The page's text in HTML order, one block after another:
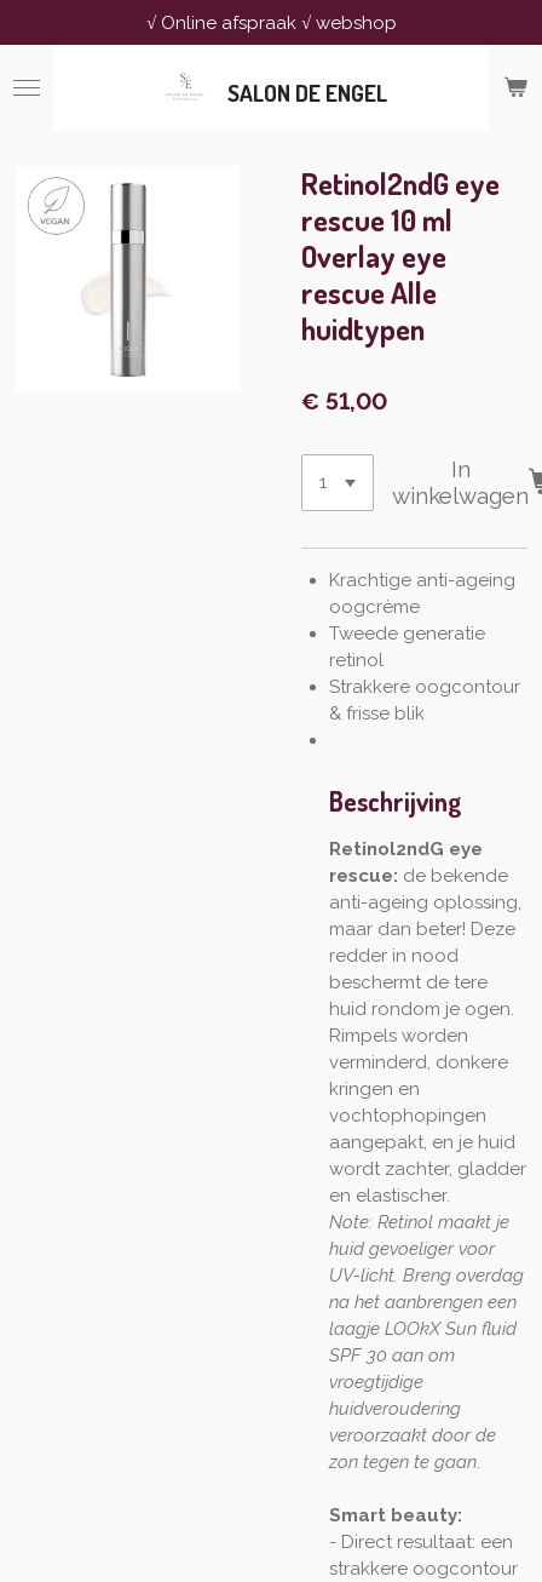
direct
naar
SALON DE ENGEL
√ Online afspraak √ webshop
Retinol2ndG eye
rescue 10 ml
Overlay eye
rescue Alle
huidtypen
€ 51,00
In
winkelwagen
Krachtige anti-ageing
oogcrème
Tweede generatie
retinol
Strakkere oogcontour
& frisse blik
Beschrijving
Retinol2ndG eye
rescue: de bekende
anti-ageing oplossing,
maar dan beter! Deze
redder in nood
beschermt de tere
huid rondom je ogen.
Rimpels worden
verminderd, donkere
kringen en
vochtophopingen
aangepakt, en je huid
wordt zachter, gladder
en elastischer.
Note: Retinol maakt je
huid gevoeliger voor
UV-licht. Breng overdag
na het aanbrengen een
laagje LOOkX Sun fluid
SPF 30 aan om
vroegtijdige
huidveroudering
veroorzaakt door de
zon tegen te gaan.
Smart beauty:
- Direct resultaat: een
strakkere oogcontour